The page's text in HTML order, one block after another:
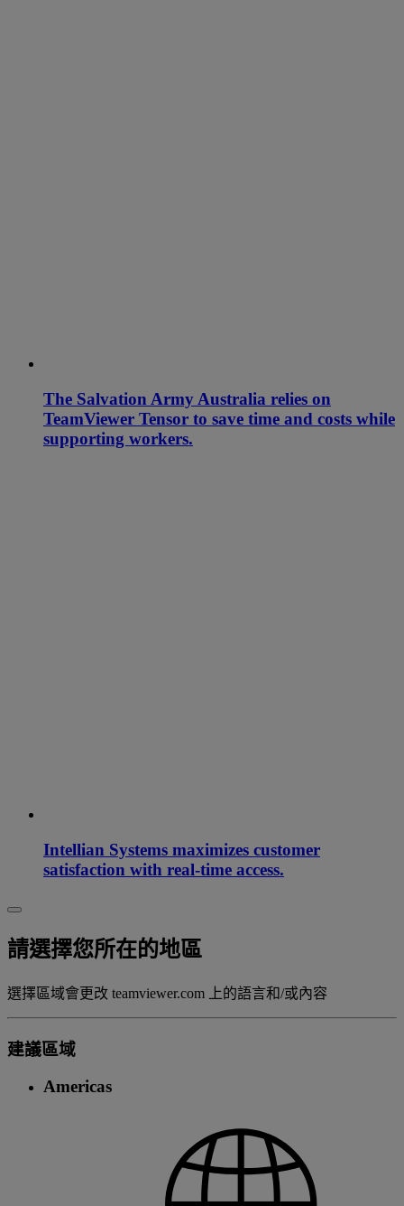
The Salvation Army Australia relies on
TeamViewer Tensor to save time and costs while
supporting workers.
Intellian Systems maximizes customer
satisfaction with real-time access.
請選擇您所在的地區
選擇區域會更改 teamviewer.com 上的語言和/或內容
建議區域
Americas